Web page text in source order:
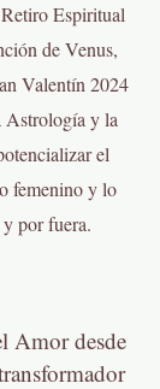
Espiritual
de Venus,
Valentín 2024
Astrología y la
el
femenino y lo
por fuera.
Amor desde